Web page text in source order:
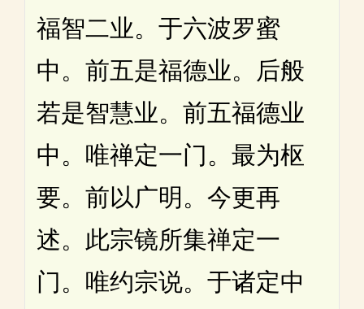
福智二业。于六波罗蜜
中。前五是福德业。后般
若是智慧业。前五福德业
中。唯禅定一门。最为枢
要。前以广明。今更再
述。此宗镜所集禅定一
门。唯约宗说。于诸定中